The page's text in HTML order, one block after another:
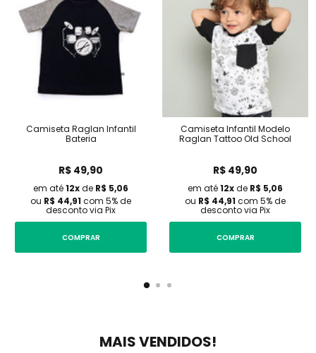
Camiseta Raglan Infantil
Bateria
Preço normal
R$ 49,90
em até12xde R$ 5,06
ou R$ 44,91 com 5% de
desconto via Pix
COMPRAR
Camiseta Infantil Modelo
Raglan Tattoo Old School
Preço normal
R$ 49,90
em até12xde R$ 5,06
ou R$ 44,91 com 5% de
desconto via Pix
COMPRAR
MAIS VENDIDOS!